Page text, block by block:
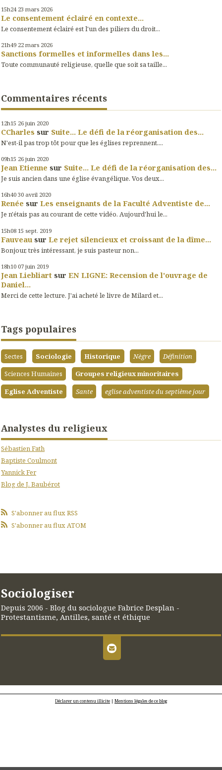
15h24 23 mars 2026
Le consentement éclairé en contexte...
Le consentement éclairé est l'un des piliers du droit...
21h49 22 mars 2026
Sanctions formelles et informelles dans les...
Toute communauté religieuse, quelle que soit sa taille...
Commentaires récents
12h15 26 juin 2020
CCharles sur Suite... Le défi de la réorganisation des...
N'est-il pas trop tôt pour que les églises reprennent....
09h15 26 juin 2020
Jean Etienne sur Suite... Le défi de la réorganisation des...
Je suis ancien dans une église évangélique. Vos deux...
16h40 30 avril 2020
Renée sur Les enseignants de la Faculté Adventiste de...
Je n'étais pas au courant de cette vidéo. Aujourd'hui le...
15h08 15 sept. 2019
Fauveau sur Le rejet silencieux et croissant de la dîme...
Bonjour, très intéressant, je suis pasteur non...
18h10 07 juin 2019
Jean Liebliart sur EN LIGNE: Recension de l'ouvrage de
Daniel...
Merci de cette lecture. J'ai acheté le livre de Milard et...
Tags populaires
Sectes Sociologie Historique Nègre
Définition
Sciences Humaines
Groupes religieux minoritaires
Eglise Adventiste
Sante eglise adventiste du septième jour
Analystes du religieux
Sébastien Fath
Baptiste Coulmont
Yannick Fer
Blog de J. Baubérot
S'abonner au flux RSS
S'abonner au flux ATOM
Sociologiser
Depuis 2006 - Blog du sociologue Fabrice Desplan -
Protestantisme, Antilles, santé et éthique
Déclarer un contenu illicite | Mentions légales de ce blog